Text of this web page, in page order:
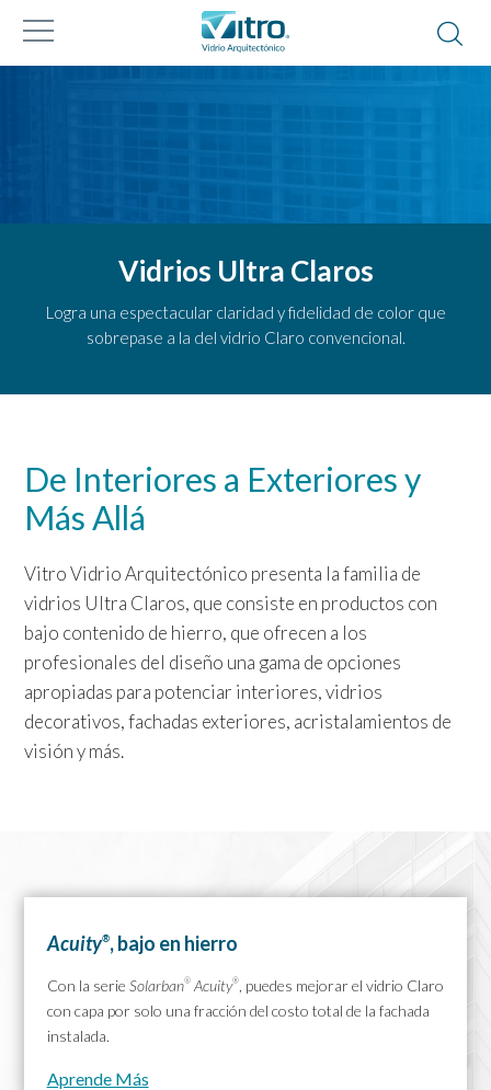
Vidrios Ultra Claros
Logra una espectacular claridad y fidelidad de color que
sobrepase a la del vidrio Claro convencional.
De Interiores a Exteriores y
Más Allá
Vitro Vidrio Arquitectónico presenta la familia de
vidrios Ultra Claros, que consiste en productos con
bajo contenido de hierro, que ofrecen a los
profesionales del diseño una gama de opciones
apropiadas para potenciar interiores, vidrios
decorativos, fachadas exteriores, acristalamientos de
visión y más.
Acuity®, bajo en hierro
Con la serie Solarban® Acuity®, puedes mejorar el vidrio Claro
con capa por solo una fracción del costo total de la fachada
instalada.
Aprende Más